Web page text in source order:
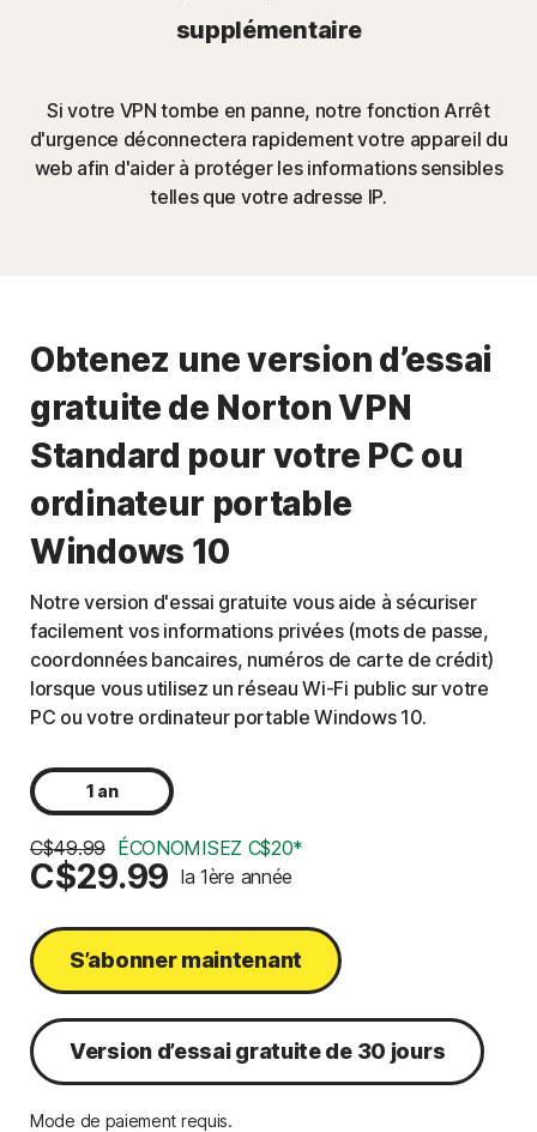
supplémentaire
Si votre VPN tombe en panne, notre fonction Arrêt
d'urgence déconnectera rapidement votre appareil du
web afin d'aider à protéger les informations sensibles
telles que votre adresse IP.
Obtenez une version d’essai
gratuite de Norton VPN
Standard pour votre PC ou
ordinateur portable
Windows 10
Notre version d'essai gratuite vous aide à sécuriser
facilement vos informations privées (mots de passe,
coordonnées bancaires, numéros de carte de crédit)
lorsque vous utilisez un réseau Wi-Fi public sur votre
PC ou votre ordinateur portable Windows 10.
1 an
C$49.99 ÉCONOMISEZ C$20*
C$29.99 la 1ère année
S’abonner maintenant
Version d’essai gratuite de 30 jours
Mode de paiement requis.